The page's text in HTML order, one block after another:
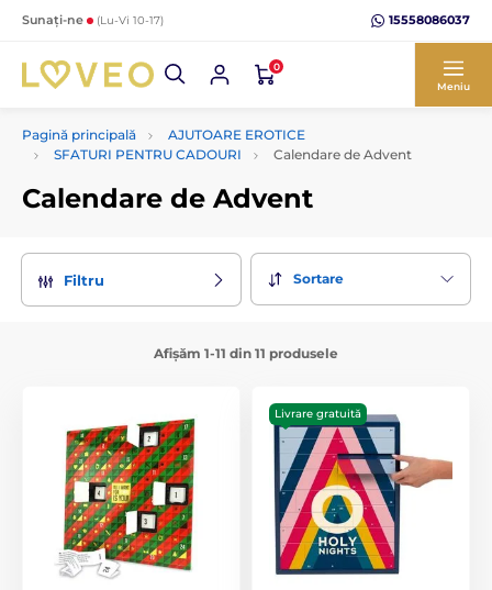
Sunați-ne (Lu-Vi 10-17) 15558086037
0
Meniu
Pagină principală
AJUTOARE EROTICE
SFATURI PENTRU CADOURI
Calendare de Advent
Calendare de Advent
Filtru Sortare
Afișăm 1-11 din 11 produsele
Livrare gratuită